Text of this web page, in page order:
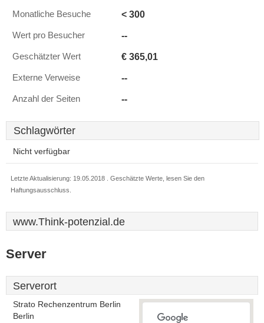
Monatliche Besuche < 300
Wert pro Besucher --
Geschätzter Wert € 365,01
Externe Verweise --
Anzahl der Seiten --
Schlagwörter
Nicht verfügbar
Letzte Aktualisierung: 19.05.2018 . Geschätzte Werte, lesen Sie den
Haftungsausschluss.
www.Think-potenzial.de
Server
Serverort
Strato Rechenzentrum Berlin
Berlin